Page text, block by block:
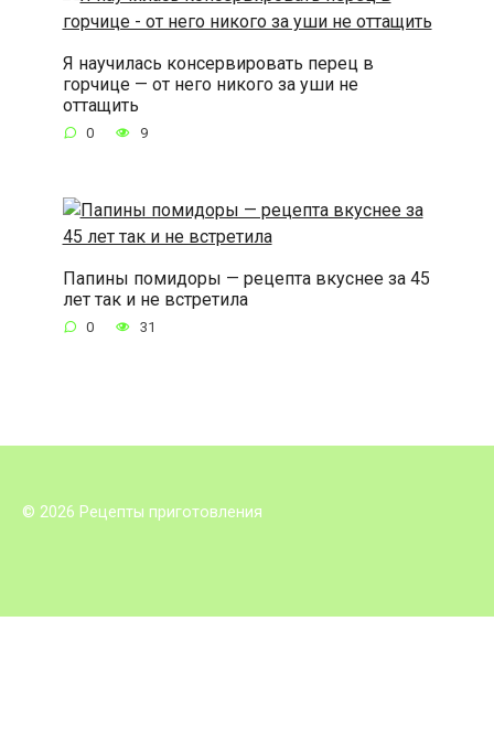
Я научилась консервировать перец в
горчице — от него никого за уши не
оттащить
0 9
Папины помидоры — рецепта вкуснее за 45
лет так и не встретила
0 31
© 2026 Рецепты приготовления